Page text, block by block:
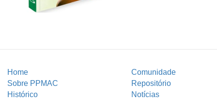
Home
Comunidade
Sobre PPMAC
Repositório
Histórico
Notícias